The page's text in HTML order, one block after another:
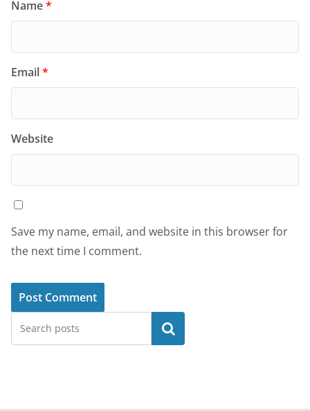
Name*
Email*
Website
Save my name, email, and website in this browser for
the next time I comment.
Search